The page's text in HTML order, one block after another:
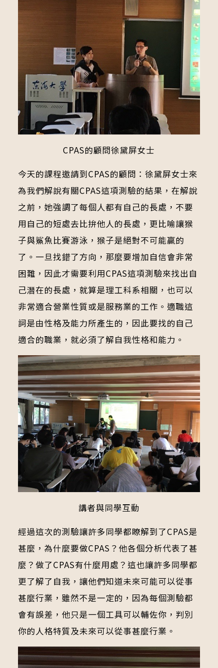
CPAS的顧問徐黛屏女士
今天的課程邀請到CPAS的顧問：徐黛屏女士來
為我們解說有關CPAS這項測驗的結果，在解說
之前，她強調了每個人都有自己的長處，不要
用自己的短處去比拚他人的長處，更比喻讓猴
子與鯊魚比賽游泳，猴子是絕對不可能贏的
了。一旦找錯了方向，那麼要增加自信會非常
困難，因此才需要利用CPAS這項測驗來找出自
己潛在的長處，就算是理工科系相關，也可以
非常適合營業性質或是服務業的工作。適職這
詞是由性格及能力所產生的，因此要找的自己
適合的職業，就必須了解自我性格和能力。
講者與同學互動
經過這次的測驗讓許多同學都瞭解到了CPAS是
甚麼，為什麼要做CPAS？他各個分析代表了甚
麼？做了CPAS有什麼用處？這也讓許多同學都
更了解了自我，讓他們知道未來可能可以從事
甚麼行業，雖然不是一定的，因為每個測驗都
會有誤差，他只是一個工具可以輔佐你，判別
你的人格特質及未來可以從事甚麼行業。